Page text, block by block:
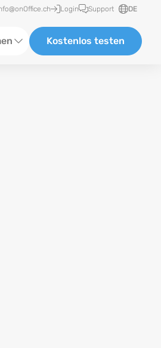
Login Support DE
Kostenlos testen